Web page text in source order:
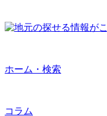
ホーム・検索
コラム